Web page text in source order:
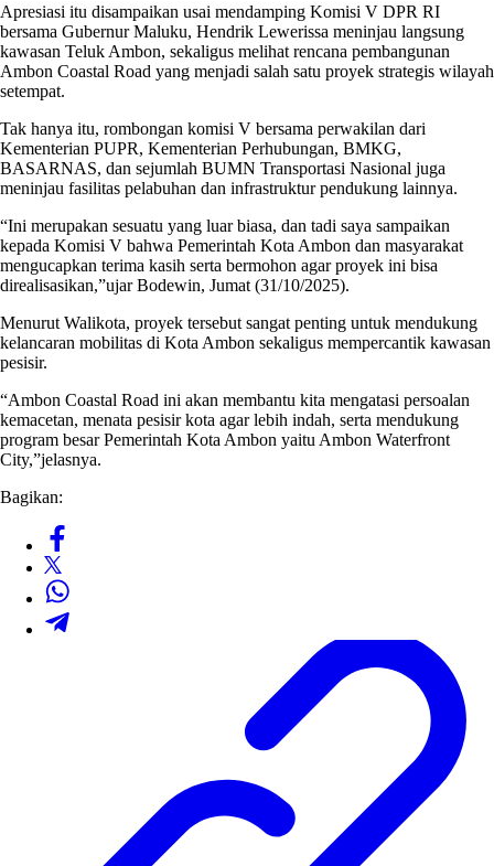
Apresiasi itu disampaikan usai mendamping Komisi V DPR RI
bersama Gubernur Maluku, Hendrik Lewerissa meninjau langsung
kawasan Teluk Ambon, sekaligus melihat rencana pembangunan
Ambon Coastal Road yang menjadi salah satu proyek strategis wilayah
setempat.
Tak hanya itu, rombongan komisi V bersama perwakilan dari
Kementerian PUPR, Kementerian Perhubungan, BMKG,
BASARNAS, dan sejumlah BUMN Transportasi Nasional juga
meninjau fasilitas pelabuhan dan infrastruktur pendukung lainnya.
“Ini merupakan sesuatu yang luar biasa, dan tadi saya sampaikan
kepada Komisi V bahwa Pemerintah Kota Ambon dan masyarakat
mengucapkan terima kasih serta bermohon agar proyek ini bisa
direalisasikan,”ujar Bodewin, Jumat (31/10/2025).
Menurut Walikota, proyek tersebut sangat penting untuk mendukung
kelancaran mobilitas di Kota Ambon sekaligus mempercantik kawasan
pesisir.
“Ambon Coastal Road ini akan membantu kita mengatasi persoalan
kemacetan, menata pesisir kota agar lebih indah, serta mendukung
program besar Pemerintah Kota Ambon yaitu Ambon Waterfront
City,”jelasnya.
Bagikan: